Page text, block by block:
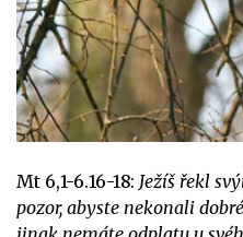
Mt 6,1-6.16-18: Ježíš řekl
pozor, abyste nekonali